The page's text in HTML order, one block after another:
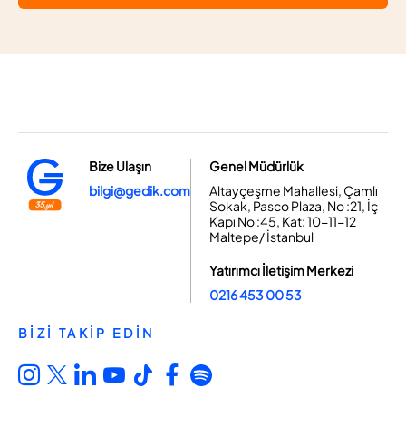
Bize Ulaşın
bilgi@gedik.com
Genel Müdürlük
Altayçeşme Mahallesi, Çamlı
Sokak, Pasco Plaza, No :21, İç
Kapı No :45, Kat: 10-11-12
Maltepe/ İstanbul
Yatırımcı İletişim Merkezi
0216 453 00 53
BİZİ TAKİP EDİN